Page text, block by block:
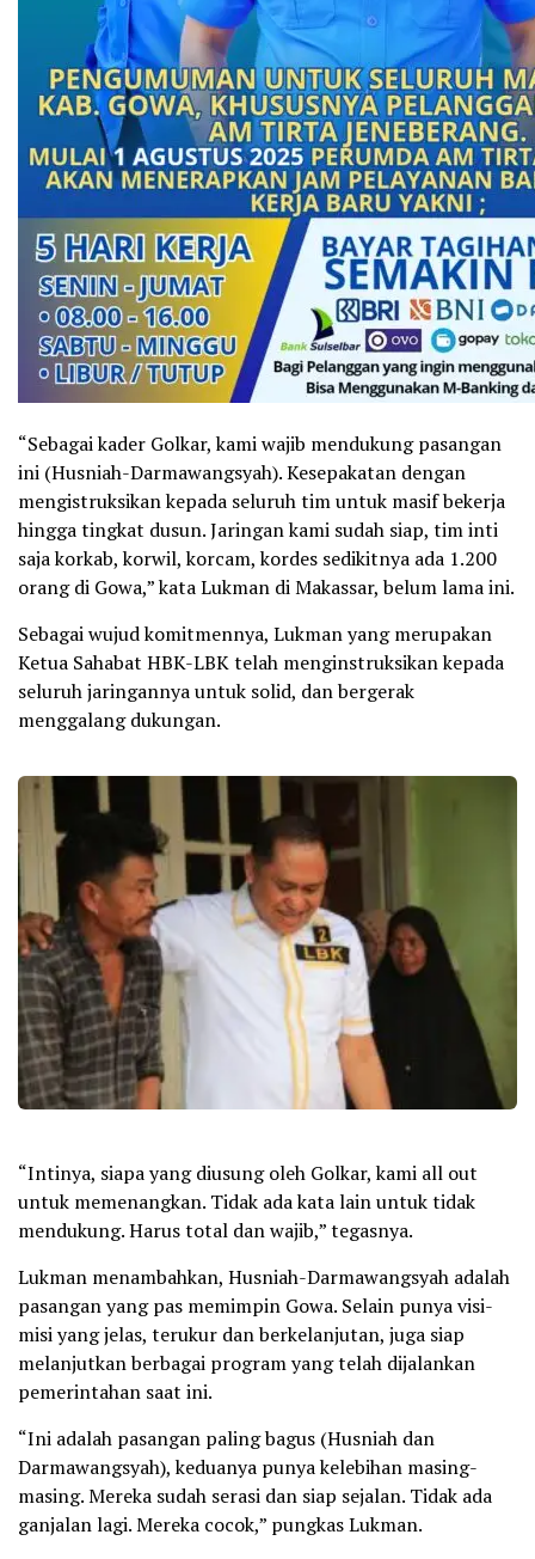
“Sebagai kader Golkar, kami wajib mendukung pasangan
ini (Husniah-Darmawangsyah). Kesepakatan dengan
mengistruksikan kepada seluruh tim untuk masif bekerja
hingga tingkat dusun. Jaringan kami sudah siap, tim inti
saja korkab, korwil, korcam, kordes sedikitnya ada 1.200
orang di Gowa,” kata Lukman di Makassar, belum lama ini.
Sebagai wujud komitmennya, Lukman yang merupakan
Ketua Sahabat HBK-LBK telah menginstruksikan kepada
seluruh jaringannya untuk solid, dan bergerak
menggalang dukungan.
“Intinya, siapa yang diusung oleh Golkar, kami all out
untuk memenangkan. Tidak ada kata lain untuk tidak
mendukung. Harus total dan wajib,” tegasnya.
Lukman menambahkan, Husniah-Darmawangsyah adalah
pasangan yang pas memimpin Gowa. Selain punya visi-
misi yang jelas, terukur dan berkelanjutan, juga siap
melanjutkan berbagai program yang telah dijalankan
pemerintahan saat ini.
“Ini adalah pasangan paling bagus (Husniah dan
Darmawangsyah), keduanya punya kelebihan masing-
masing. Mereka sudah serasi dan siap sejalan. Tidak ada
ganjalan lagi. Mereka cocok,” pungkas Lukman.